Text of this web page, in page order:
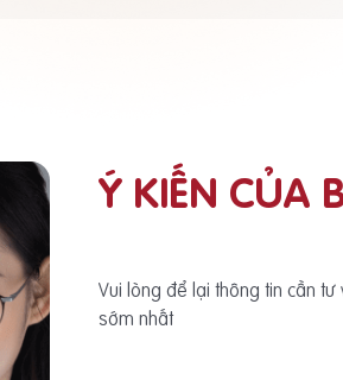
Ý KIẾN CỦA
Vui lòng để lại thông tin cần
sớm nhất